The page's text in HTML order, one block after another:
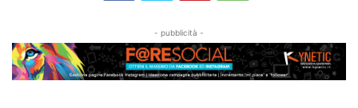
- pubblicità -